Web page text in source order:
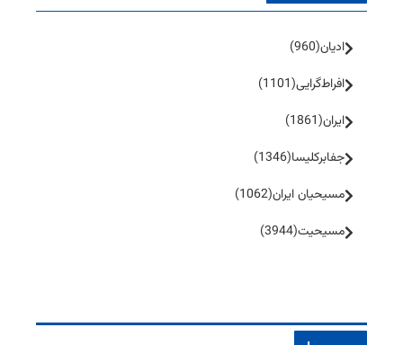
ادیان(960)
افراط‌گرایی(1101)
ایران(1861)
جفا‌بر‌کلیسا(1346)
مسیحیان ایران(1062)
مسیحیت(3944)